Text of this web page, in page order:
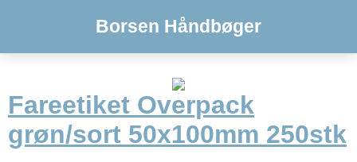
Borsen Håndbøger
Fareetiket Overpack
grøn/sort 50x100mm 250stk